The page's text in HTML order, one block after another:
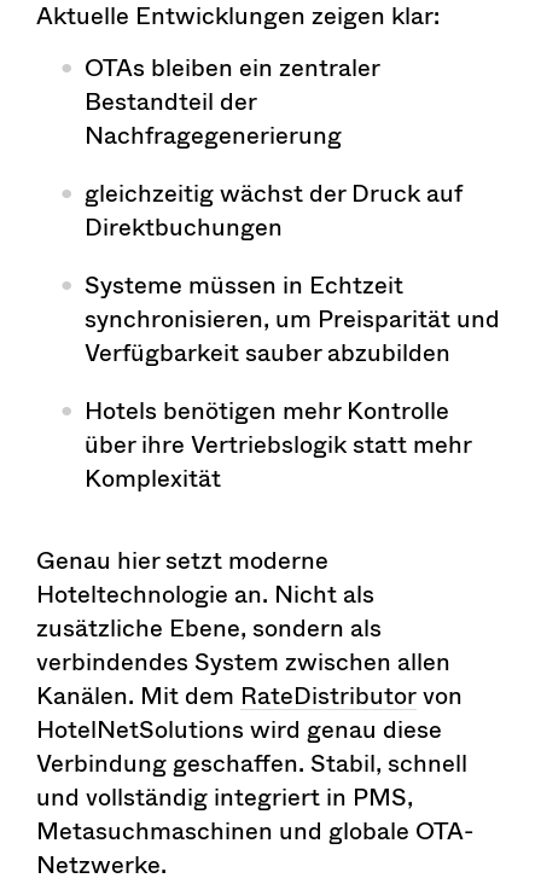
Aktuelle Entwicklungen zeigen klar:
OTAs bleiben ein zentraler
Bestandteil der
Nachfragegenerierung
gleichzeitig wächst der Druck auf
Direktbuchungen
Systeme müssen in Echtzeit
synchronisieren, um Preisparität und
Verfügbarkeit sauber abzubilden
Hotels benötigen mehr Kontrolle
über ihre Vertriebslogik statt mehr
Komplexität
Genau hier setzt moderne
Hoteltechnologie an. Nicht als
zusätzliche Ebene, sondern als
verbindendes System zwischen allen
Kanälen. Mit dem RateDistributorvon
HotelNetSolutions wird genau diese
Verbindung geschaffen. Stabil, schnell
und vollständig integriert in PMS,
Metasuchmaschinen und globale OTA-
Netzwerke.